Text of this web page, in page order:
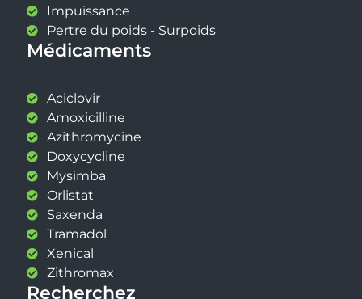
Impuissance
Pertre du poids - Surpoids
Médicaments
Aciclovir
Amoxicilline
Azithromycine
Doxycycline
Mysimba
Orlistat
Saxenda
Tramadol
Xenical
Zithromax
Recherchez